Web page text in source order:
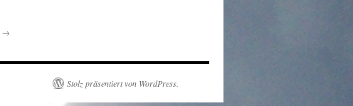
→
Stolz präsentiert von WordPress.